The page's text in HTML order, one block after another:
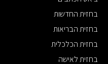
בחזית החדשות
בחזית הבריאות
בחזית הכלכלית
בחזית לאישה